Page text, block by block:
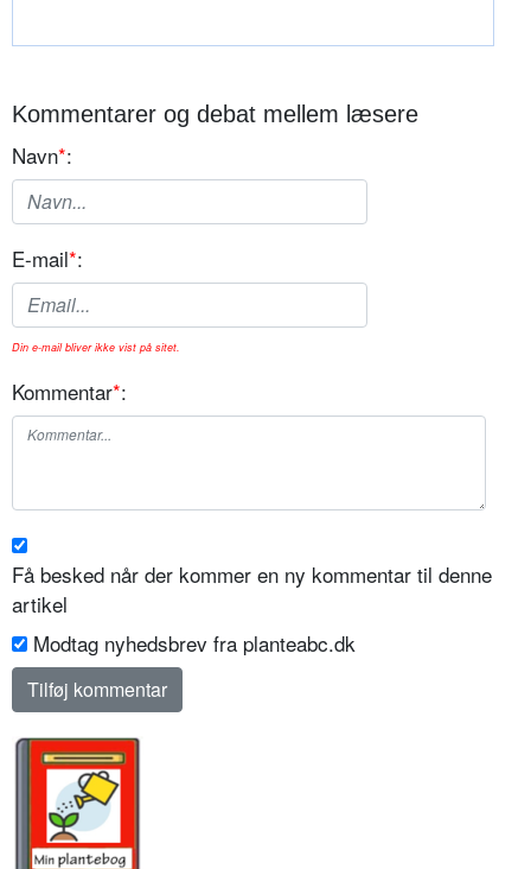
Kommentarer og debat mellem læsere
Navn*:
E-mail*:
Din e-mail bliver ikke vist på sitet.
Kommentar*:
Få besked når der kommer en ny kommentar til denne
artikel
Modtag nyhedsbrev fra planteabc.dk